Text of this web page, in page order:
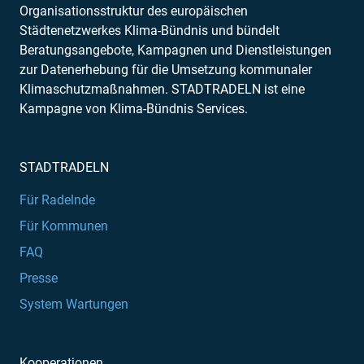
Organisationsstruktur des europäischen
Städtenetzwerkes Klima-Bündnis und bündelt
Beratungsangebote, Kampagnen und Dienstleistungen
zur Datenerhebung für die Umsetzung kommunaler
Klimaschutzmaßnahmen. STADTRADELN ist eine
Kampagne von Klima-Bündnis Services.
STADTRADELN
Für Radelnde
Für Kommunen
FAQ
Presse
System Wartungen